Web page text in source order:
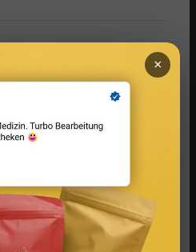
neue Cannabis-
×